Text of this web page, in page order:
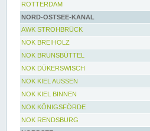
ROTTERDAM
NORD-OSTSEE-KANAL
AWK STROHBRÜCK
NOK BREIHOLZ
NOK BRUNSBÜTTEL
NOK DÜKERSWISCH
NOK KIEL AUSSEN
NOK KIEL BINNEN
NOK KÖNIGSFÖRDE
NOK RENDSBURG